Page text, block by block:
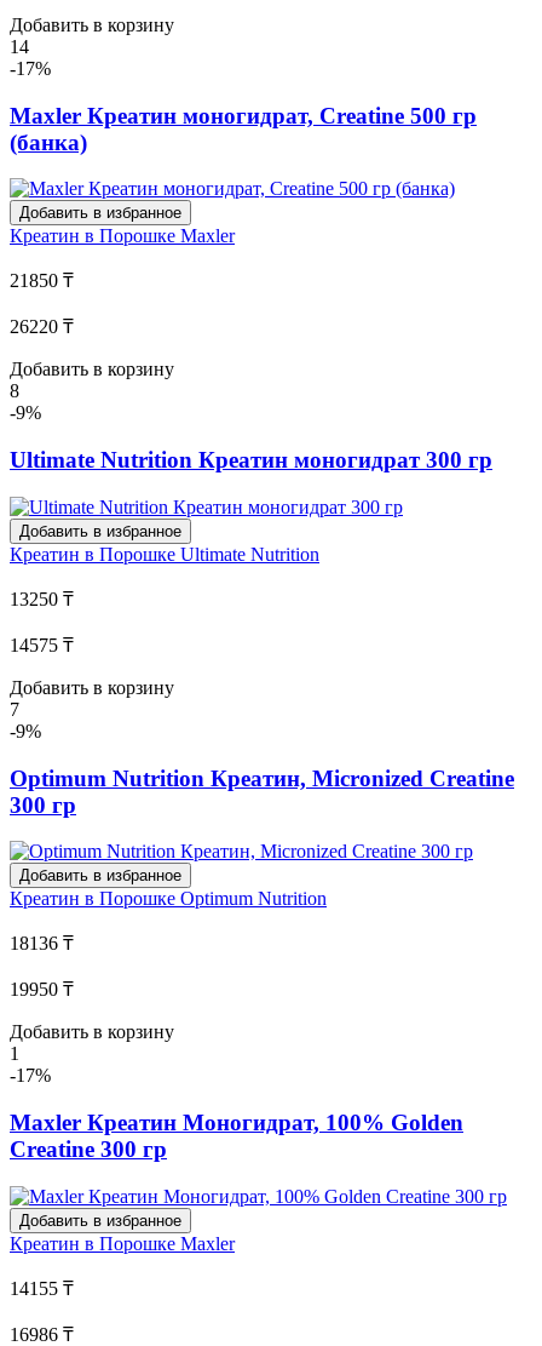
Добавить в корзину
14
-17%
Maxler Креатин моногидрат, Creatine 500 гр
(банка)
Добавить в избранное
Креатин в Порошке Maxler
21850 ₸
26220 ₸
Добавить в корзину
8
-9%
Ultimate Nutrition Креатин моногидрат 300 гр
Добавить в избранное
Креатин в Порошке Ultimate Nutrition
13250 ₸
14575 ₸
Добавить в корзину
7
-9%
Optimum Nutrition Креатин, Micronized Creatine
300 гр
Добавить в избранное
Креатин в Порошке Optimum Nutrition
18136 ₸
19950 ₸
Добавить в корзину
1
-17%
Maxler Креатин Моногидрат, 100% Golden
Creatine 300 гр
Добавить в избранное
Креатин в Порошке Maxler
14155 ₸
16986 ₸